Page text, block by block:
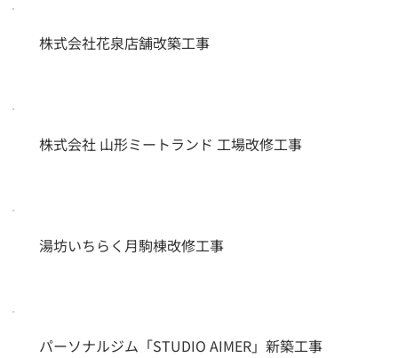
株式会社花泉店舗改築工事
株式会社 山形ミートランド 工場改修工事
湯坊いちらく月駒棟改修工事
パーソナルジム「STUDIO AIMER」新築工事